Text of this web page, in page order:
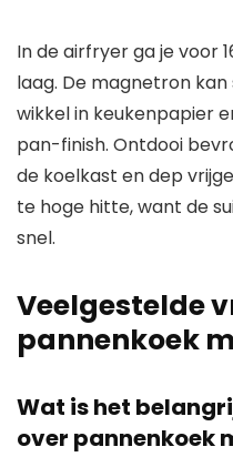
In de airfryer ga je voor
laag. De magnetron
wikkel in keukenpapier
pan-finish. Ontdooi
de koelkast en dep
te hoge hitte, want de
snel.
Veelgestelde
pannenkoek
Wat is het
over pannenkoek